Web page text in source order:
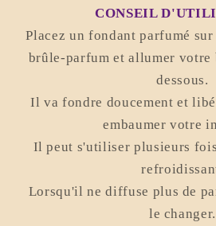
CONSEIL
Placez un fondant parfumé
brûle-parfum et allumer
dessous.
Il va fondre doucement et
embaumer votre
Il peut s'utiliser plusieurs
Lorsqu'il ne diffuse plus de
le changer.